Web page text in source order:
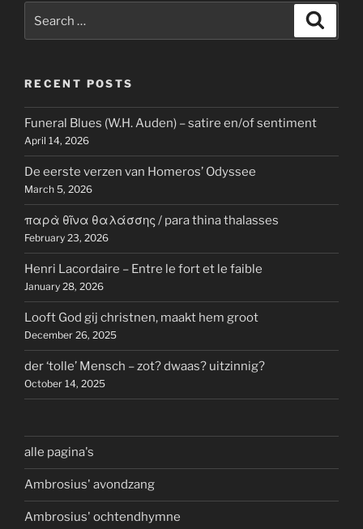
for:
RECENT POSTS
Funeral Blues (W.H. Auden) – satire en/of sentiment
April 14, 2026
De eerste verzen van Homeros’ Odyssee
March 5, 2026
παρὰ θῖνα θαλάσσης / para thina thalasses
February 23, 2026
Henri Lacordaire – Entre le fort et le faible
January 28, 2026
Looft God gij christnen, maakt hem groot
December 26, 2025
der ‘tolle’ Mensch – zot? dwaas? uitzinnig?
October 14, 2025
alle pagina's
Ambrosius' avondzang
Ambrosius' ochtendhymne